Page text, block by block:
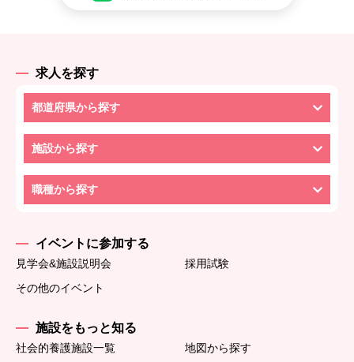
求人を探す
都道府県から探す
施設から探す
職種から探す
イベントに参加する
見学会&施設説明会
採用試験
その他のイベント
施設をもっと知る
社会的養護施設一覧
地図から探す